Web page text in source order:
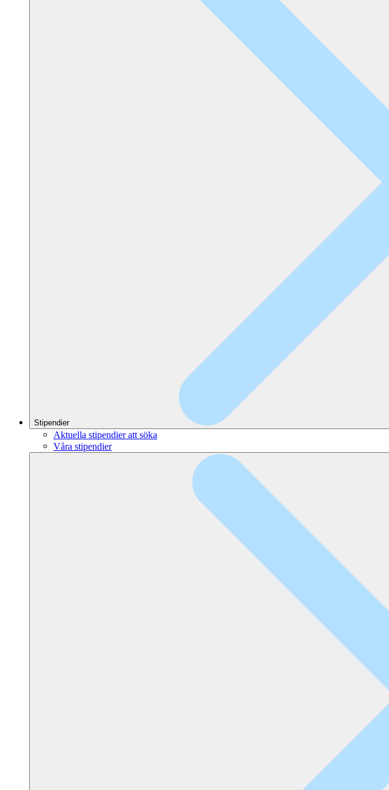
Stipendier
Aktuella stipendier att söka
Våra stipendier